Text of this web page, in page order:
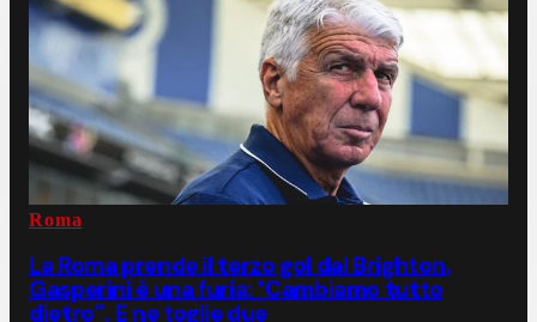
Roma
La Roma prende il terzo gol dal Brighton,
Gasperini è una furia: "Cambiamo tutto
dietro”. E ne toglie due